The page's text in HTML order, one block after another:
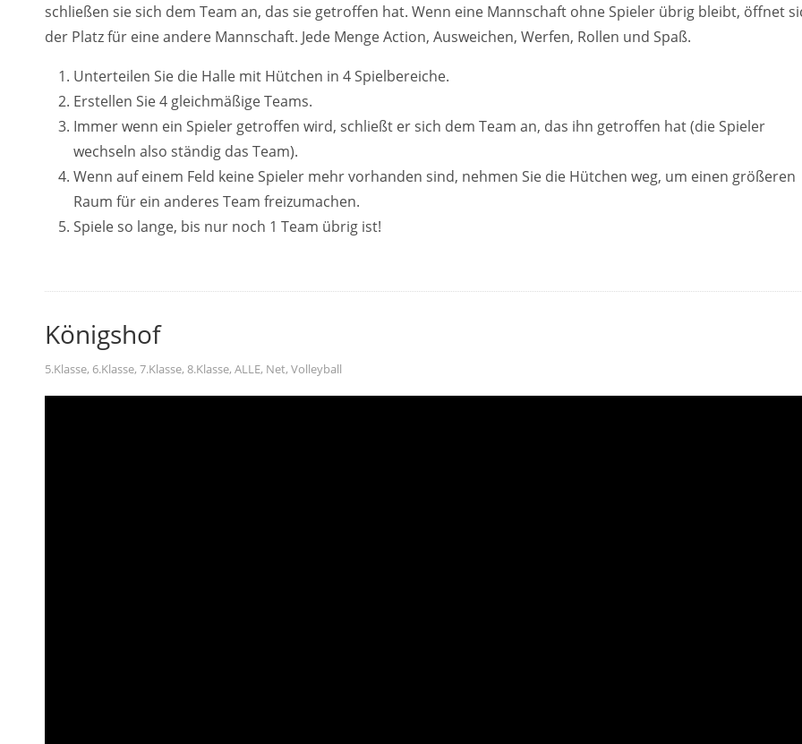
schließen sie sich dem Team an, das sie getroffen hat. Wenn eine Mannschaft ohne Spieler übrig bleibt, öffnet
der Platz für eine andere Mannschaft. Jede Menge Action, Ausweichen, Werfen, Rollen und Spaß.
Unterteilen Sie die Halle mit Hütchen in 4 Spielbereiche.
Erstellen Sie 4 gleichmäßige Teams.
Immer wenn ein Spieler getroffen wird, schließt er sich dem Team an, das ihn getroffen hat (die Spieler
wechseln also ständig das Team).
Wenn auf einem Feld keine Spieler mehr vorhanden sind, nehmen Sie die Hütchen weg, um einen größeren
Raum für ein anderes Team freizumachen.
Spiele so lange, bis nur noch 1 Team übrig ist!
Königshof
5.Klasse, 6.Klasse, 7.Klasse, 8.Klasse, ALLE, Net, Volleyball